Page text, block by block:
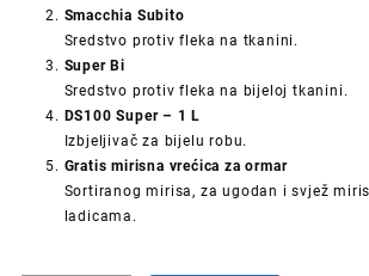
Smacchia Subito
Sredstvo protiv fleka na tkanini.
Super Bi
Sredstvo protiv fleka na bijeloj tkanini.
DS100 Super – 1 L
Izbjeljivač za bijelu robu.
Gratis mirisna vrećica za ormar
Sortiranog mirisa, za ugodan i svjež
ladicama.